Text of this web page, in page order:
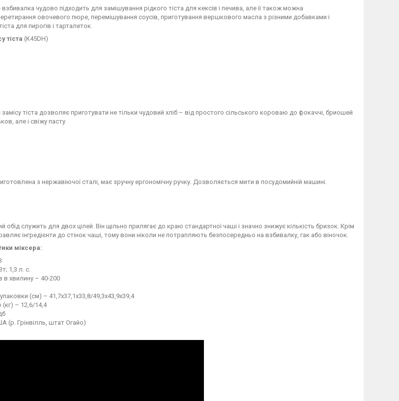
чудово підходить для замішування рідкого тіста для кексів і печива, але її також можна
овочевого пюре, перемішування соусів, приготування вершкового масла з різними добавками і
для пирогів і тарталеток.
тіста (K45DH)
замісу тіста дозволяє приготувати не тільки чудовий хліб – від простого сільського короваю до фокаччі, бриошей
але і свіжу пасту
з нержавіючої сталі, має зручну ергономічну ручку. Дозволяється мити в посудомийній машині.
обід служить для двох цілей. Він щільно прилягає до краю стандартної чаші і значно знижує кількість бризок. Крім
інгредієнти до стінок чаші, тому вони ніколи не потрапляють безпосередньо на взбивалку, гак або віночок.
міксера:
1,3 л. с.
в хвилину – 40-200
(см) – 41,7х37,1х33,8/49,3х43,9х39,4
(кг) – 12,6/14,4
(р. Грінвілль, штат Огайо)